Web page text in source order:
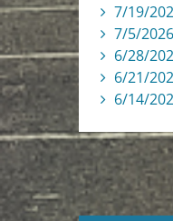
7/19/
7/5/
6/28/
6/21/
6/14/